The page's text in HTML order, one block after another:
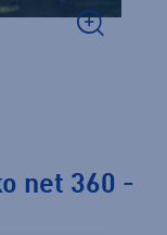
net 360 -